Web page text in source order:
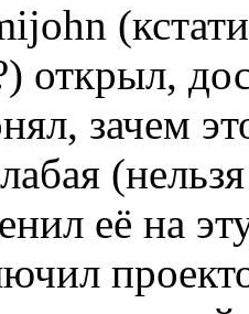
открыл,
зачем
её на